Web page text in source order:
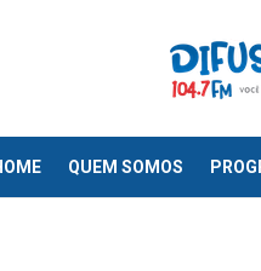
QUEM SOMOS